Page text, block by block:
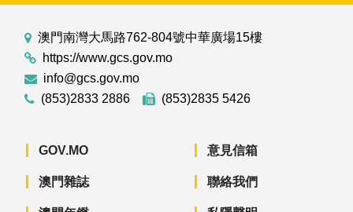
澳門南灣大馬路762-804號中華廣場15樓
https://www.gcs.gov.mo
info@gcs.gov.mo
(853)2833 2886
(853)2835 5426
GOV.MO
澳門雜誌
意見信箱
聯絡我們